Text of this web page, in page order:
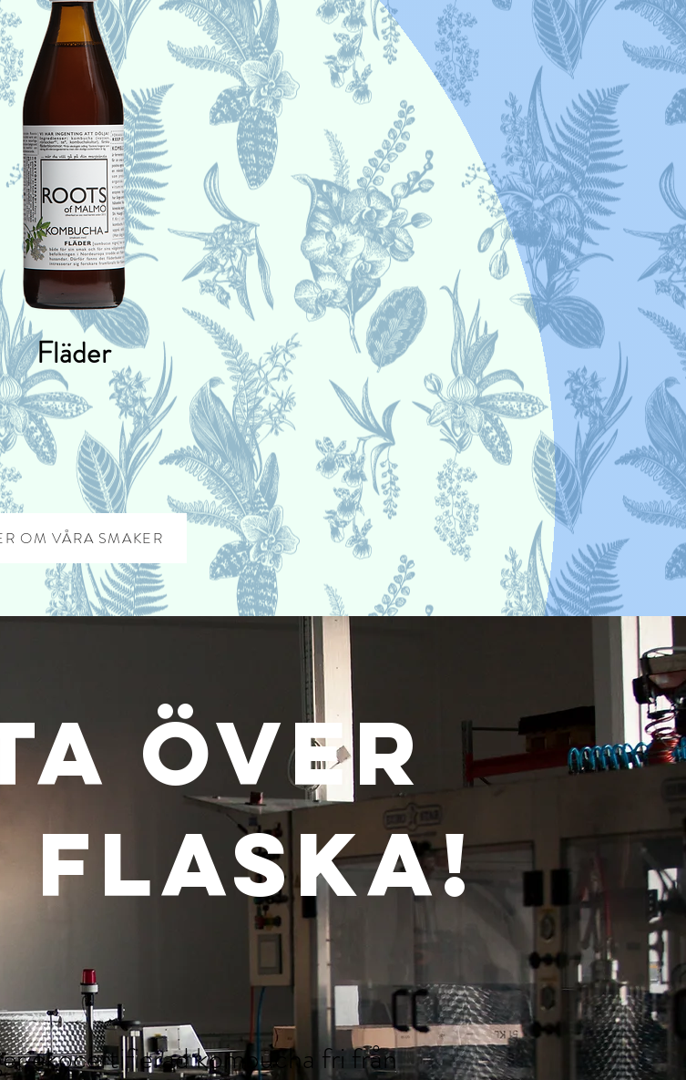
Smakutveckling är vår
passion! Dessutom är vår
kreativitet oändlig. Minst fyra
gånger om året släpper vi nya
smaker som är inspirerad av
vad säsongen har att erbjuda
och vår egen kreativitet.
Fläder
OM VÅRA SMAKER
Över
flaska!
ekocertifierad kombucha fri från